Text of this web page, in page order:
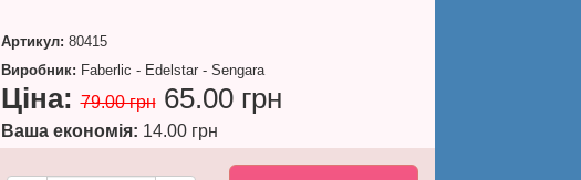
Артикул: 80415
Виробник: Faberlic - Edelstar - Sengara
Ціна: 79.00 грн 65.00 грн
Ваша економія: 14.00 грн